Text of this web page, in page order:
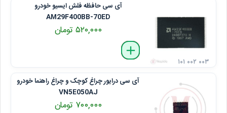
آی‌ سی حافظه فلش ایسیو خودرو
AM29F400BB-70ED
۵۲۰,۰۰۰ تومان
delete
remove
add
۱۰۱ ۰۰۲ ۰۰۳
آی‌ سی درایور چراغ کوچک و چراغ راهنما خودرو
VN5E050AJ
۷۰۰,۰۰۰ تومان